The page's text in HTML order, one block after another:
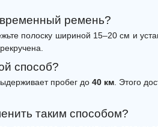
ремень?
полоску шириной 15–20 см и
способ?
пробег до 40 км . Этого
таким способом?